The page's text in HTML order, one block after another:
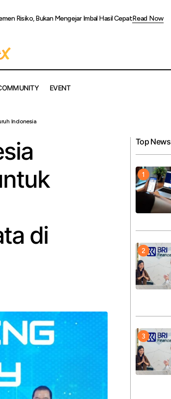
Risiko, Bukan Mengejar Imbal Hasil CepatRead Now
EVENT
Indonesia
Indonesia
di
Top News